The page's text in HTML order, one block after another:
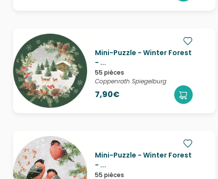
Mini-Puzzle - Winter Forest
- ...
55 pièces
Coppenrath Spiegelburg
7,90€
Mini-Puzzle - Winter Forest
- ...
55 pièces